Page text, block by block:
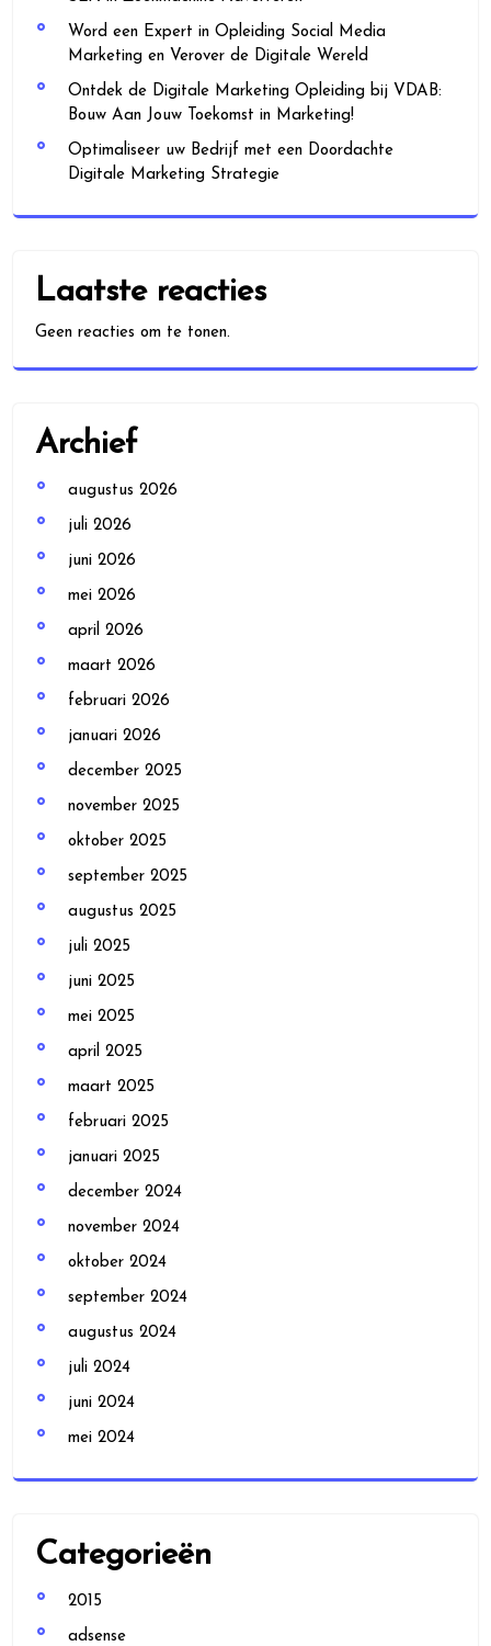
Word een Expert in Opleiding Social Media
Marketing en Verover de Digitale Wereld
Ontdek de Digitale Marketing Opleiding bij VDAB:
Bouw Aan Jouw Toekomst in Marketing!
Optimaliseer uw Bedrijf met een Doordachte
Digitale Marketing Strategie
Laatste reacties
Geen reacties om te tonen.
Archief
augustus 2026
juli 2026
juni 2026
mei 2026
april 2026
maart 2026
februari 2026
januari 2026
december 2025
november 2025
oktober 2025
september 2025
augustus 2025
juli 2025
juni 2025
mei 2025
april 2025
maart 2025
februari 2025
januari 2025
december 2024
november 2024
oktober 2024
september 2024
augustus 2024
juli 2024
juni 2024
mei 2024
Categorieën
2015
adsense